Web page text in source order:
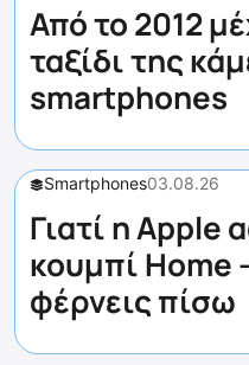
Από το 2012
ταξίδι της
smartphones
Smartphones03.08.26
Γιατί η Apple
κουμπί Home
φέρνεις πίσω